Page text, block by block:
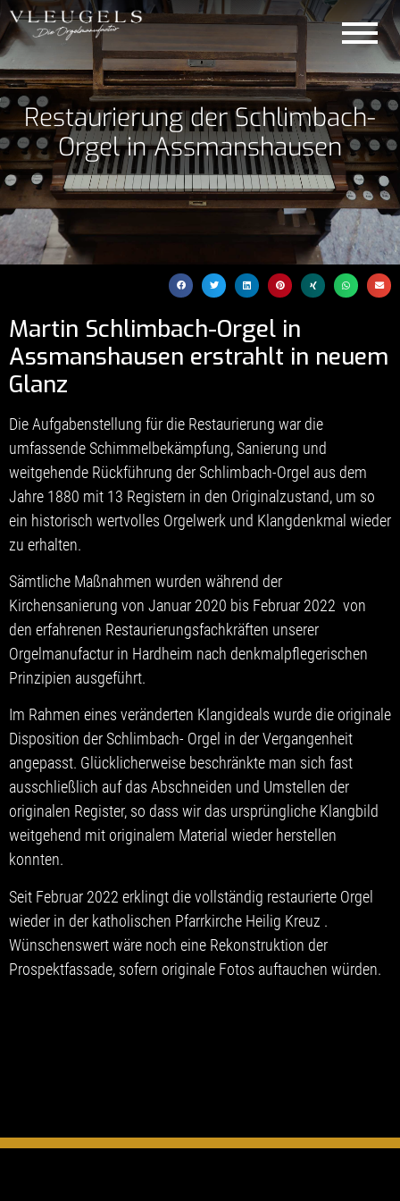
Restaurierung der Schlimbach-
Orgel in Assmanshausen
Martin Schlimbach-Orgel in
Assmanshausen erstrahlt in neuem
Glanz
Die Aufgabenstellung für die Restaurierung war die
umfassende Schimmelbekämpfung, Sanierung und
weitgehende Rückführung der Schlimbach-Orgel aus dem
Jahre 1880 mit 13 Registern in den Originalzustand, um so
ein historisch wertvolles Orgelwerk und Klangdenkmal wieder
zu erhalten.
Sämtliche Maßnahmen wurden während der
Kirchensanierung von Januar 2020 bis Februar 2022 von
den erfahrenen Restaurierungsfachkräften unserer
Orgelmanufactur in Hardheim nach denkmalpflegerischen
Prinzipien ausgeführt.
Im Rahmen eines veränderten Klangideals wurde die originale
Disposition der Schlimbach- Orgel in der Vergangenheit
angepasst. Glücklicherweise beschränkte man sich fast
ausschließlich auf das Abschneiden und Umstellen der
originalen Register, so dass wir das ursprüngliche Klangbild
weitgehend mit originalem Material wieder herstellen
konnten.
Seit Februar 2022 erklingt die vollständig restaurierte Orgel
wieder in der katholischen Pfarrkirche Heilig Kreuz .
Wünschenswert wäre noch eine Rekonstruktion der
Prospektfassade, sofern originale Fotos auftauchen würden.